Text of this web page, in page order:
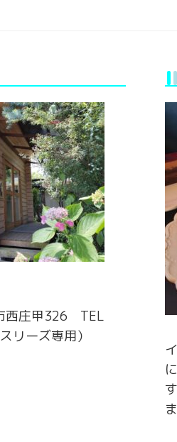
西庄甲326 TEL
リーズ専用）